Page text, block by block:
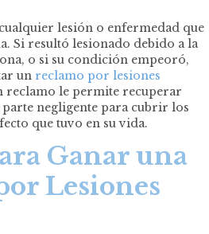
cualquier lesión o enfermedad que
Si resultó lesionado debido a la
o si su condición empeoró,
un reclamo por lesiones
reclamo le permite recuperar
negligente para cubrir los
que tuvo en su vida.
Ganar una
Lesiones